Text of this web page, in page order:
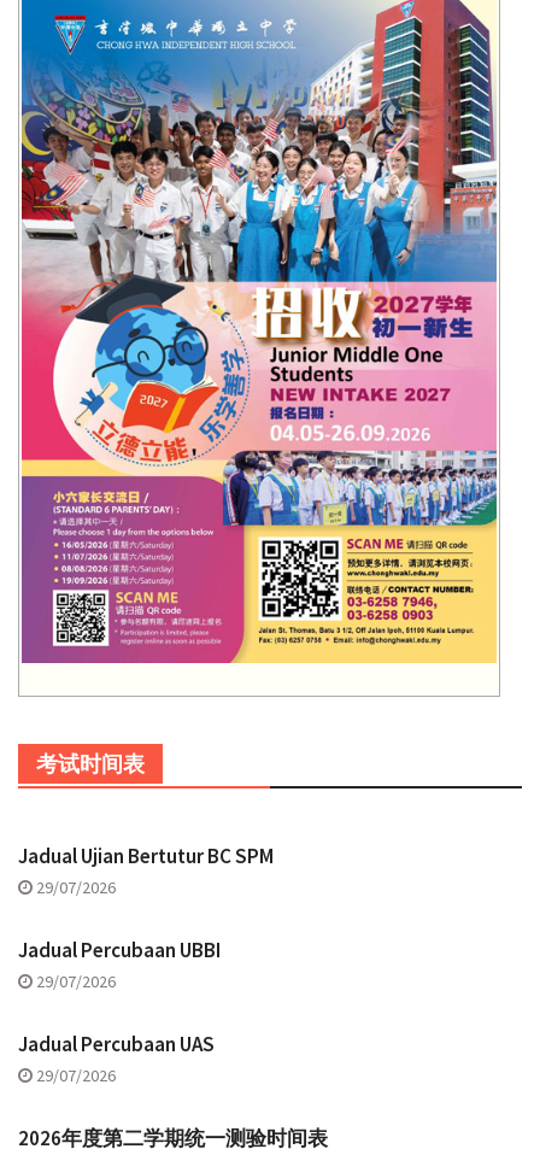
考试时间表
Jadual Ujian Bertutur BC SPM
29/07/2026
Jadual Percubaan UBBI
29/07/2026
Jadual Percubaan UAS
29/07/2026
2026年度第二学期统一测验时间表